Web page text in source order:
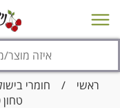
מבצעים
ראשי / חומרי
טחון 100 גרם נווה התבלין